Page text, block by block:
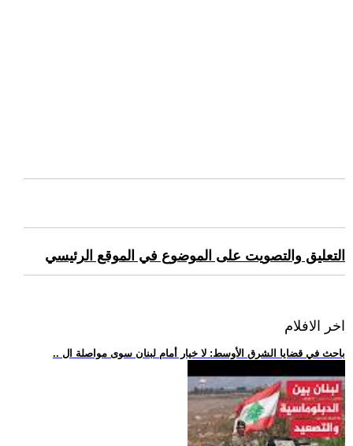
التعليق والتصويت على الموضوع في الموقع الرئيسي
اخر الافلام
.. باحث في قضايا الشرق الأوسط: لا خيار أمام لبنان سوى مواصلة ال